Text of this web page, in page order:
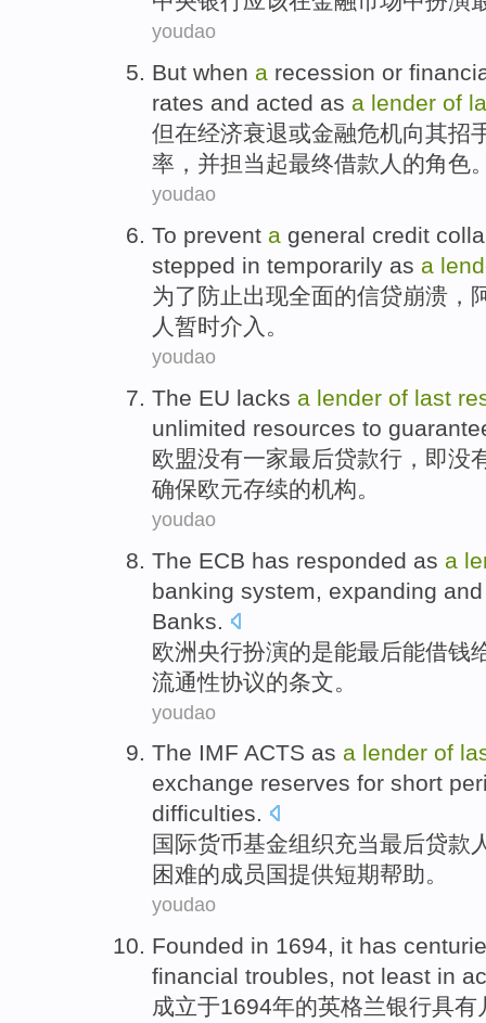
youdao
But when a recession or
rates and acted as a lender of
但在经济衰退或金融危机向其招
率 ， 并担当起最终借款人的角色
youdao
To prevent a general credit
stepped in temporarily as a
为了 防止出现全面的信贷崩溃 ，
人 暂时介入 。
youdao
The EU lacks a lender of last
unlimited resources to
欧盟没有一家最后贷款行 ，即没
确保欧元存续的机构。
youdao
The ECB has responded as a
banking system, expanding
Banks
欧洲 央行扮演的是能最后能借钱
流通性协议的条文。
youdao
The IMF ACTS as a lender of
exchange reserves for short
difficulties.
国际货币基金组织充当最后贷款
困难的成员国提供短期帮助。
youdao
Founded in 1694, it has
financial troubles, not least in
成立于1694年的英格兰银行具有